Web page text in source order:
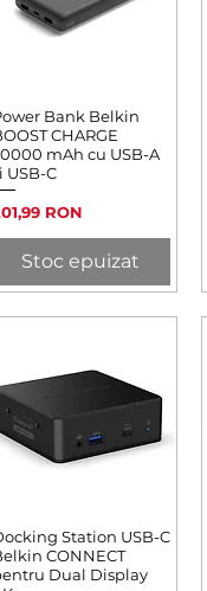
Afișare rapidă
Bank Belkin
CHARGE
mAh cu USB-A
USB-C
RON
Stoc epuizat
Afișare rapidă
Station USB-C
CONNECT
Dual Display